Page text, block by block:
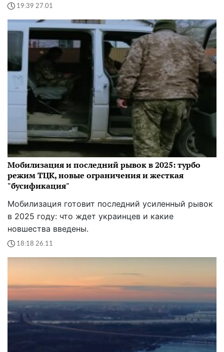
19:39 27.01
Мобилизация и последний рывок в 2025: турбо
режим ТЦК, новые ограничения и жесткая
"бусификация"
Мобилизация готовит последний усиленный рывок
в 2025 году: что ждет украинцев и какие
новшества введены.
18:18 26.11